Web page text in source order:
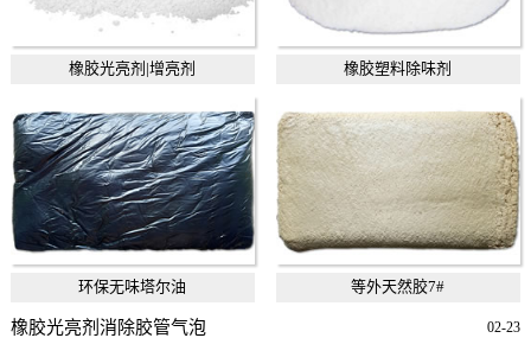
橡胶光亮剂|增亮剂 橡胶塑料除味剂
环保无味塔尔油 等外天然胶7#
02-23
橡胶光亮剂消除胶管气泡